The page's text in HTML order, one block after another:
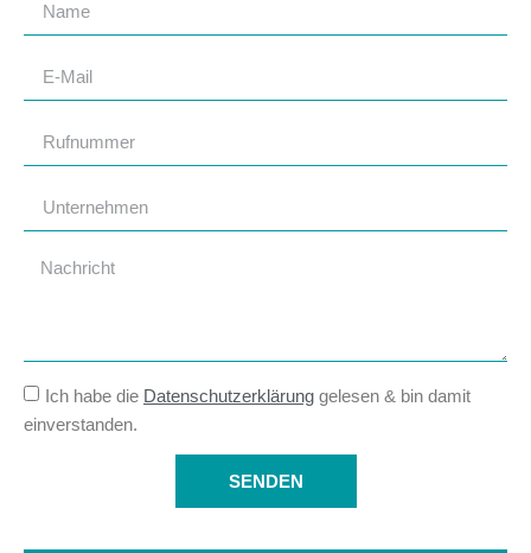
Ich habe die Datenschutzerklärung gelesen & bin damit
einverstanden.
SENDEN